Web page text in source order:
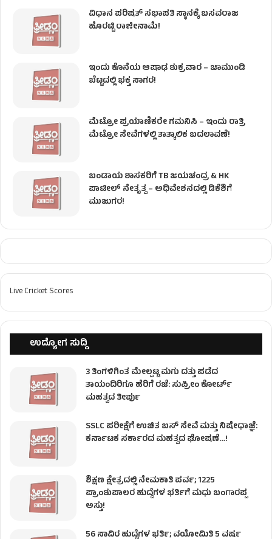
ವಿಧಾನ ಪರಿಷತ್ ಸಭಾಪತಿ ಸ್ಥಾನಕ್ಕೆ ಬಸವರಾಜ
ಹೊರಟ್ಟಿ ರಾಜೀನಾಮೆ!
ಇಂದು ಕೊನೆಯ ಆಷಾಢ ಶುಕ್ರವಾರ – ಚಾಮುಂಡಿ
ಬೆಟ್ಟದಲ್ಲಿ ಭಕ್ತ ಸಾಗರ!
ಮೆಟ್ರೋ ಪ್ರಯಾಣಿಕರೇ ಗಮನಿಸಿ – ಇಂದು ರಾತ್ರಿ
ಮೆಟ್ರೋ ಸೇವೆಗಳಲ್ಲಿ ತಾತ್ಕಾಲಿಕ ಬದಲಾವಣೆ!
ಬಂಡಾಯ ಶಾಸಕರಿಗೆ TB ಜಯಚಂದ್ರ & HK
ಪಾಟೀಲ್ ನೇತೃತ್ವ – ಅಧಿವೇಶನದಲ್ಲಿ ಡಿಕೆಶಿಗೆ
ಮುಜುಗರ!
Live Cricket Scores
ಉದ್ಯೋಗ ಸುದ್ದಿ
3 ತಿಂಗಳಿಗಿಂತ ಮೇಲ್ಪಟ್ಟ ಮಗು ದತ್ತು ಪಡೆದ
ತಾಯಂದಿರಿಗೂ ಹೆರಿಗೆ ರಜೆ: ಸುಪ್ರೀಂ ಕೋರ್ಟ್
ಮಹತ್ವದ ತೀರ್ಪು
SSLC ಪರೀಕ್ಷೆಗೆ ಉಚಿತ ಬಸ್ ಸೇವೆ ಮತ್ತು ನಿಷೇಧಾಜ್ಞೆ:
ಕರ್ನಾಟಕ ಸರ್ಕಾರದ ಮಹತ್ವದ ಘೋಷಣೆ…!
ಶಿಕ್ಷಣ ಕ್ಷೇತ್ರದಲ್ಲಿ ನೇಮಕಾತಿ ಪರ್ವ; 1225
ಪ್ರಾಂಶುಪಾಲರ ಹುದ್ದೆಗಳ ಭರ್ತಿಗೆ ಮಧು ಬಂಗಾರಪ್ಪ
ಅಸ್ತು!
56 ಸಾವಿರ ಹುದ್ದೆಗಳ ಭರ್ತಿ; ವಯೋಮಿತಿ 5 ವರ್ಷ